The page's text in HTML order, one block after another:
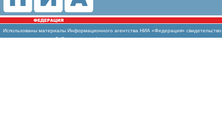
Использованы материалы Информационного агентства НИА «Федерация»
массовых коммуникаций (Роскомнадзор)